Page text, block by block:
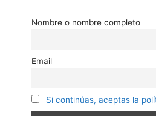
Nombre o nombre completo
Email
Si continúas, aceptas la